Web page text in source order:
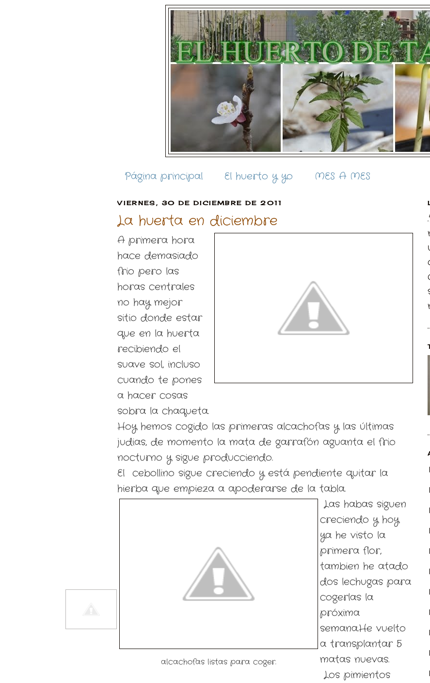
Página principal El huerto y yo MES A MES
VIERNES, 30 DE DICIEMBRE DE 2011
La huerta en diciembre
A primera hora
hace demasiado
frio pero las
horas centrales
no hay mejor
sitio donde estar
que en la huerta
recibiendo el
suave sol, incluso
cuando te pones
a hacer cosas
sobra la chaqueta.
Hoy hemos cogido las primeras alcachofas y las últimas
judias, de momento la mata de garrafón aguanta el frio
nocturno y sigue producciendo.
El cebollino sigue creciendo y está pendiente quitar la
hierba que empieza a apoderarse de la tabla.
alcachofas listas para coger.
Las habas siguen
creciendo y hoy
ya he visto la
primera flor,
tambien he atado
dos lechugas para
cogerlas la
próxima
semana.He vuelto
a transplantar 5
matas nuevas.
Los pimientos